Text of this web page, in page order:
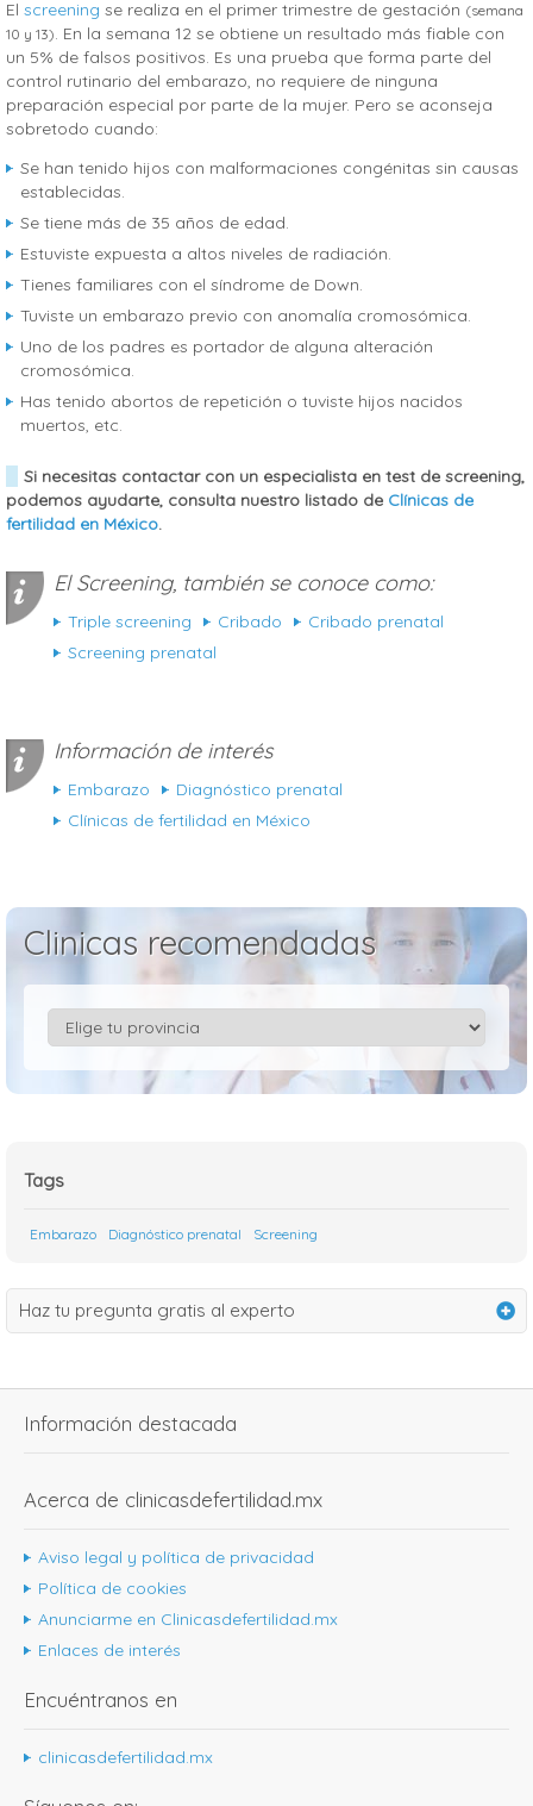
El screening se realiza en el primer trimestre de gestación (semana
10 y 13). En la semana 12 se obtiene un resultado más fiable con
un 5% de falsos positivos. Es una prueba que forma parte del
control rutinario del embarazo, no requiere de ninguna
preparación especial por parte de la mujer. Pero se aconseja
sobretodo cuando:
Se han tenido hijos con malformaciones congénitas sin causas
establecidas.
Se tiene más de 35 años de edad.
Estuviste expuesta a altos niveles de radiación.
Tienes familiares con el síndrome de Down.
Tuviste un embarazo previo con anomalía cromosómica.
Uno de los padres es portador de alguna alteración
cromosómica.
Has tenido abortos de repetición o tuviste hijos nacidos
muertos, etc.
Si necesitas contactar con un especialista en test de screening,
podemos ayudarte, consulta nuestro listado de Clínicas de
fertilidad en México.
El Screening, también se conoce como:
Triple screening Cribado
Cribado prenatal
Screening prenatal
Información de interés
Embarazo
Diagnóstico prenatal
Clínicas de fertilidad en México
Clinicas recomendadas
Tags
Embarazo Diagnóstico prenatal Screening
Haz tu pregunta gratis al experto
Información destacada
Acerca de clinicasdefertilidad.mx
Aviso legal y política de privacidad
Política de cookies
Anunciarme en Clinicasdefertilidad.mx
Enlaces de interés
Encuéntranos en
clinicasdefertilidad.mx